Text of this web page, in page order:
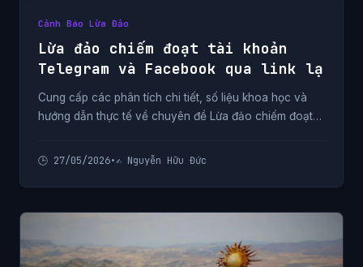
Cảnh Báo Lừa Đảo
Lừa đảo chiếm đoạt tài khoản
Telegram và Facebook qua link lạ
Cung cấp các phân tích chi tiết, số liệu khoa học và
hướng dẫn thực tế về chuyên đề Lừa đảo chiếm đoạt
gia.
🕒 27/05/2026•✍️ Nguyễn Hữu Đức